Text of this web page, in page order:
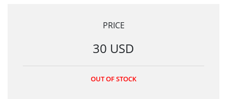
PRICE
30 USD
OUT OF STOCK